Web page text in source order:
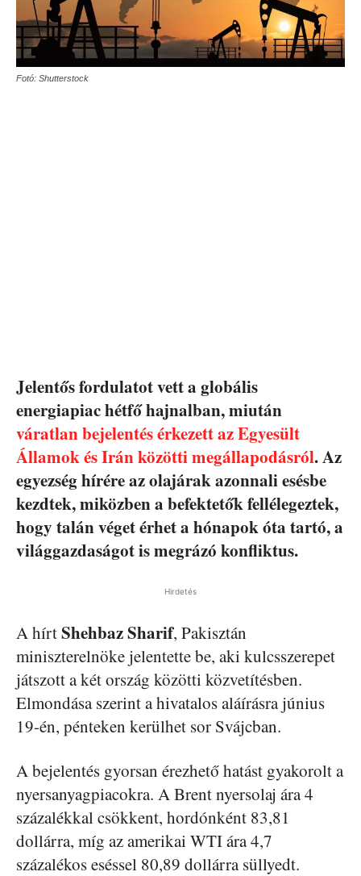
Fotó: Shutterstock
Jelentős fordulatot vett a globális
energiapiac hétfő hajnalban, miután
váratlan bejelentés érkezett az Egyesült
Államok és Irán közötti megállapodásról. Az
egyezség hírére az olajárak azonnali esésbe
kezdtek, miközben a befektetők fellélegeztek,
hogy talán véget érhet a hónapok óta tartó, a
világgazdaságot is megrázó konfliktus.
Hirdetés
A hírtShehbaz Sharif, Pakisztán
miniszterelnöke jelentette be, aki kulcsszerepet
játszott a két ország közötti közvetítésben.
Elmondása szerint a hivatalos aláírásra június
19-én, pénteken kerülhet sor Svájcban.
A bejelentés gyorsan érezhető hatást gyakorolt a
nyersanyagpiacokra. A Brent nyersolaj ára 4
százalékkal csökkent, hordónként 83,81
dollárra, míg az amerikai WTI ára 4,7
százalékos eséssel 80,89 dollárra süllyedt.